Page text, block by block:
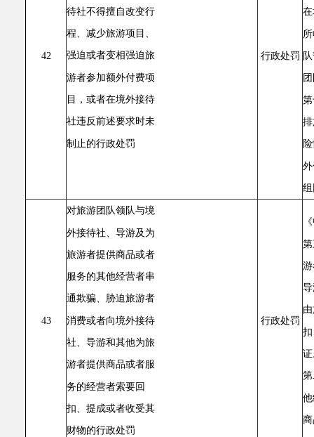
42
待社不得擅自改变行
程、减少旅游项目、
强迫或者变相强迫旅
游者参加额外付费项
目，或者在境外接待
社违反前述要求时未
制止的行政处罚
行政处罚
43
对旅游团队领队与境
外接待社、导游及为
旅游者提供商品或者
服务的其他经营者串
通欺骗、胁迫旅游者
消费或者向境外接待
社、导游和其他为旅
游者提供商品或者服
务的经营者索要回
扣、提成或者收受其
财物的行政处罚
行政处罚